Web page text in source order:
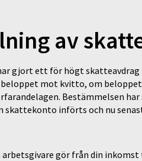
av
gjort ett för högt
mot kvitto, om
Bestämmelsen
skattekonto införts och nu
arbetsgivare gör från din